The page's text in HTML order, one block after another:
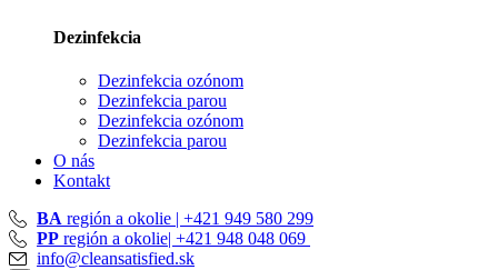
Dezinfekcia
Dezinfekcia ozónom
Dezinfekcia parou
Dezinfekcia ozónom
Dezinfekcia parou
O nás
Kontakt
BA región a okolie | +421 949 580 299
PP región a okolie| +421 948 048 069
info@cleansatisfied.sk